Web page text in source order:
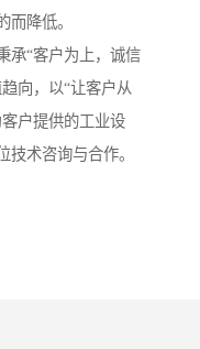
而降低。
承“客户为上，诚信
向，以“让客户从
户提供的工业设
术咨询与合作。